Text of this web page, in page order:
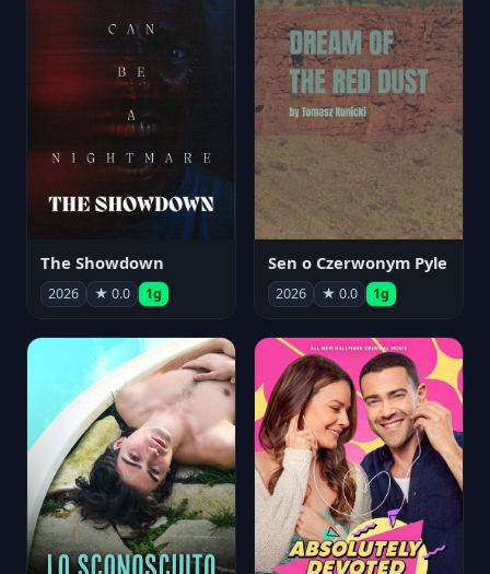
The Showdown
2026 ★ 0.0 1g
Sen o Czerwonym Pyle
2026 ★ 0.0 1g